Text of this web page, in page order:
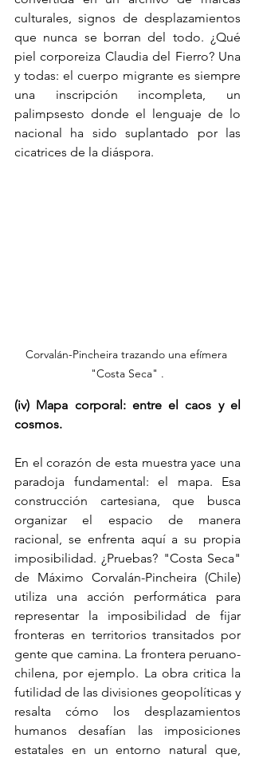
culturales, signos de desplazamientos
que nunca se borran del todo. ¿Qué
piel corporeiza Claudia del Fierro? Una
y todas: el cuerpo migrante es siempre
una inscripción incompleta, un
palimpsesto donde el lenguaje de lo
nacional ha sido suplantado por las
cicatrices de la diáspora.
Corvalán-Pincheira trazando una efímera
"Costa Seca" .
(iv) Mapa corporal: entre el caos y el
cosmos.
En el corazón de esta muestra yace una
paradoja fundamental: el mapa. Esa
construcción cartesiana, que busca
organizar el espacio de manera
racional, se enfrenta aquí a su propia
imposibilidad. ¿Pruebas? "Costa Seca"
de Máximo Corvalán-Pincheira (Chile)
utiliza una acción performática para
representar la imposibilidad de fijar
fronteras en territorios transitados por
gente que camina. La frontera peruano-
chilena, por ejemplo. La obra critica la
futilidad de las divisiones geopolíticas y
resalta cómo los desplazamientos
humanos desafían las imposiciones
estatales en un entorno natural que,